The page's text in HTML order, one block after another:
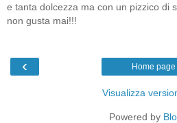
e tanta dolcezza ma con un pizzico di
non gusta mai!!!
‹ Home page
Visualizza
Powered by